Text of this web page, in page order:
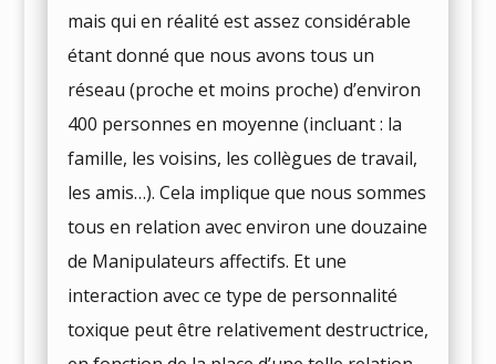
mais qui en réalité est assez considérable
étant donné que nous avons tous un
réseau (proche et moins proche) d’environ
400 personnes en moyenne (incluant : la
famille, les voisins, les collègues de travail,
les amis…). Cela implique que nous sommes
tous en relation avec environ une douzaine
de Manipulateurs affectifs. Et une
interaction avec ce type de personnalité
toxique peut être relativement destructrice,